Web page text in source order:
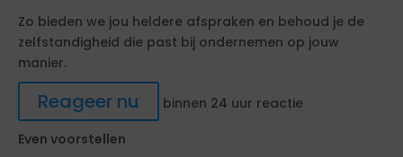
Zo bieden we jou heldere afspraken en behoud je de
zelfstandigheid die past bij ondernemen op jouw
manier.
Reageer nu
binnen 24 uur reactie
Even voorstellen